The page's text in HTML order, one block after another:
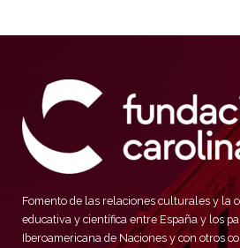
Fomento de las relaciones culturales y la
educativa y científica entre España y los
Iberoamericana de Naciones y con otros